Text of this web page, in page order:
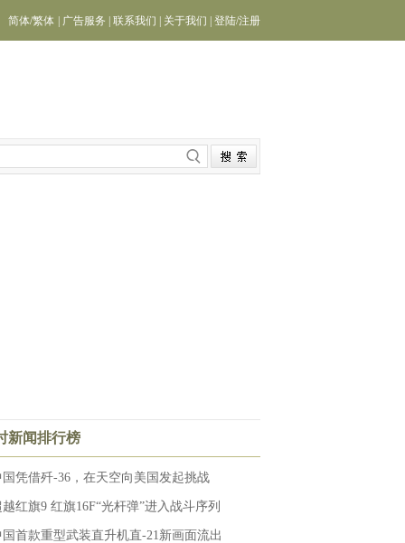
简体/繁体 广告服务 联系我们 关于我们 登陆/注册
新闻排行榜
国凭借歼-36，在天空向美国发起挑战
越红旗9 红旗16F“光杆弹”进入战斗序列
国首款重型武装直升机直-21新画面流出